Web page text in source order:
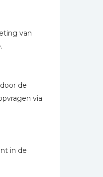
van
de
via
in de